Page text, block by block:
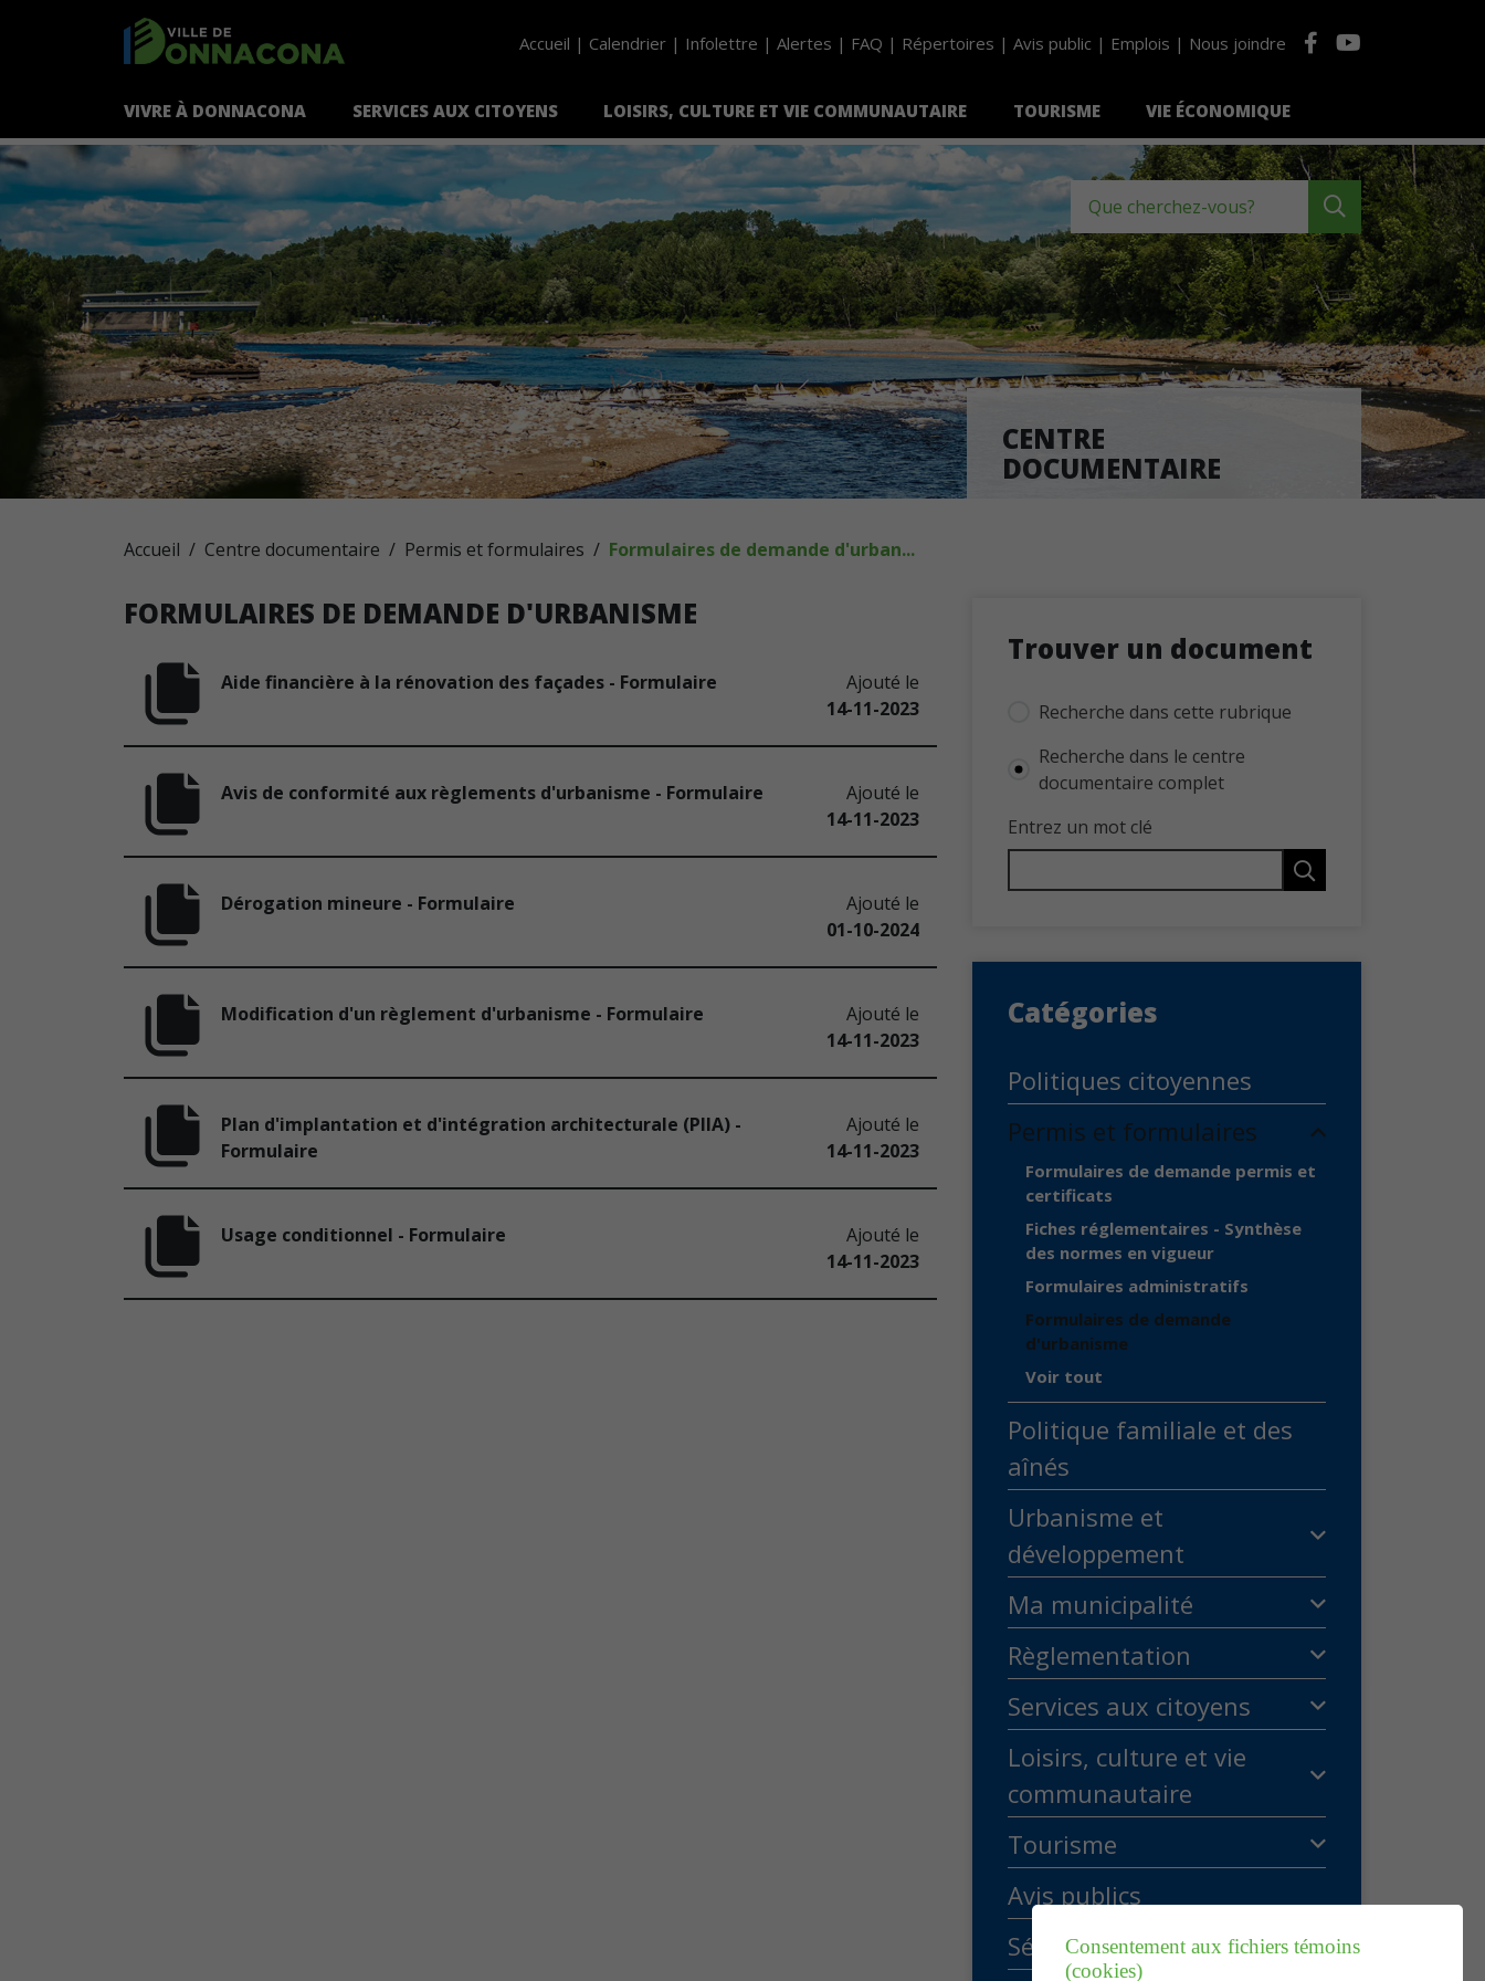
Accueil Calendrier Infolettre Alertes FAQ Répertoires Avis public Emplois Nous joindre
VIVRE À DONNACONA SERVICES AUX CITOYENS LOISIRS, CULTURE ET VIE COMMUNAUTAIRE TOURISME VIE ÉCONOMIQUE
Que cherchez-vous?
CENTRE
DOCUMENTAIRE
Accueil Centre documentaire Permis et formulaires Formulaires de demande d'urban...
FORMULAIRES DE DEMANDE D'URBANISME
Aide financière à la rénovation des façades - Formulaire
Ajouté le
14-11-2023
Avis de conformité aux règlements d'urbanisme - Formulaire
Ajouté le
14-11-2023
Dérogation mineure - Formulaire
Ajouté le
01-10-2024
Modification d'un règlement d'urbanisme - Formulaire
Ajouté le
14-11-2023
Plan d'implantation et d'intégration architecturale (PIIA) -
Formulaire
Ajouté le
14-11-2023
Usage conditionnel - Formulaire
Ajouté le
14-11-2023
Trouver un document
Recherche dans cette rubrique
Recherche dans le centre
documentaire complet
Entrez un mot clé
Catégories
Politiques citoyennes
Permis et formulaires
Formulaires de demande permis et
certificats
Fiches réglementaires - Synthèse
des normes en vigueur
Formulaires administratifs
Formulaires de demande
d'urbanisme
Voir tout
Politique familiale et des
aînés
Urbanisme et
développement
Ma municipalité
Règlementation
Services aux citoyens
Loisirs, culture et vie
communautaire
Tourisme
Avis publics
Séances du conseil
Consentement aux fichiers témoins
(cookies)